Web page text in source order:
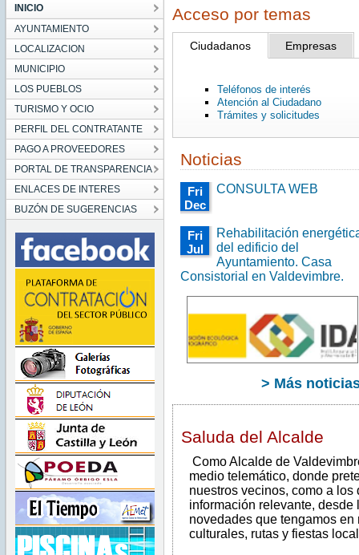
INICIO
AYUNTAMIENTO
LOCALIZACION
MUNICIPIO
LOS PUEBLOS
TURISMO Y OCIO
PERFIL DEL CONTRATANTE
PAGO A PROVEEDORES
PORTAL DE TRANSPARENCIA
ENLACES DE INTERES
BUZÓN DE SUGERENCIAS
Acceso por temas
Ciudadanos Empresas
Teléfonos de interés
Atención al Ciudadano
Trámites y solicitudes
Noticias
Fri
Dec
00:00:00
CET
2023
Fri
Dec
CET
CONSULTA WEB
Fri
Jul
00:00:00
Fri Jul
00:00:00
CEST
2022
Rehabilitación
del edificio del
Ayuntamiento. Casa
Consistorial en Valdevimbre.
> Más
Saluda del Alcalde
Como Alcalde de
medio telemático, donde
nuestros vecinos, como a
información relevante, desde
novedades que tengamos
culturales, rutas y fiestas